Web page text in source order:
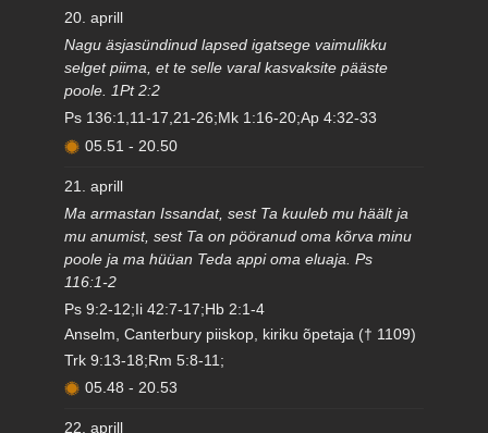
20. aprill
Nagu äsjasündinud lapsed igatsege vaimulikku
selget piima, et te selle varal kasvaksite pääste
poole. 1Pt 2:2
Ps 136:1,11-17,21-26;Mk 1:16-20;Ap 4:32-33
05.51 - 20.50
21. aprill
Ma armastan Issandat, sest Ta kuuleb mu häält ja
mu anumist, sest Ta on pööranud oma kõrva minu
poole ja ma hüüan Teda appi oma eluaja. Ps
116:1-2
Ps 9:2-12;Ii 42:7-17;Hb 2:1-4
Anselm, Canterbury piiskop, kiriku õpetaja († 1109)
Trk 9:13-18;Rm 5:8-11;
05.48 - 20.53
22. aprill